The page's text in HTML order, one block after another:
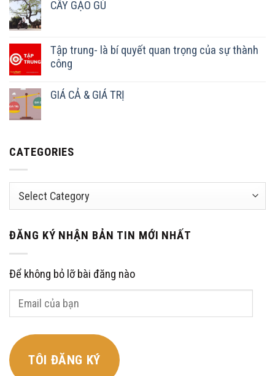
CÂY GẠO GÙ
Tập trung- là bí quyết quan trọng của sự thành
công
GIÁ CẢ & GIÁ TRỊ
CATEGORIES
Categories
ĐĂNG KÝ NHẬN BẢN TIN MỚI NHẤT
Để không bỏ lỡ bài đăng nào
Email
TÔI ĐĂNG KÝ